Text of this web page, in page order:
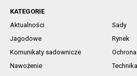
KATEGORIE
Aktualności
Sady
Jagodowe
Rynek
Komunikaty sadownicze
Ochrona
Nawożenie
Technika